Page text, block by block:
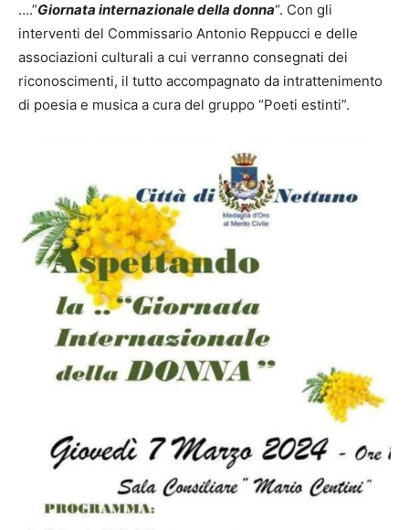
….”Giornata internazionale della donna“. Con gli
interventi del Commissario Antonio Reppucci e delle
associazioni culturali a cui verranno consegnati dei
riconoscimenti, il tutto accompagnato da intrattenimento
di poesia e musica a cura del gruppo “Poeti estinti”.